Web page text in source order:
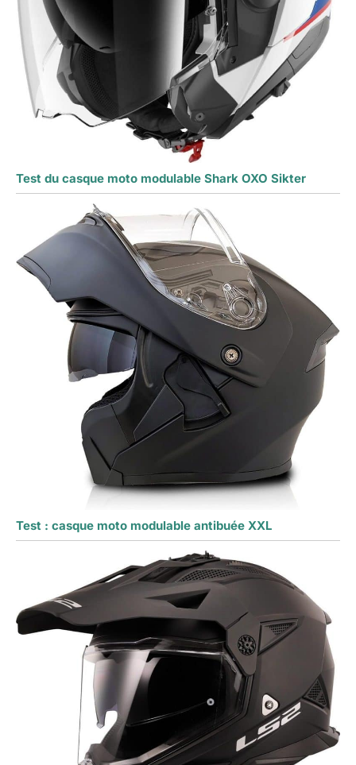
Test du casque moto modulable Shark OXO Sikter
Test : casque moto modulable antibuée XXL